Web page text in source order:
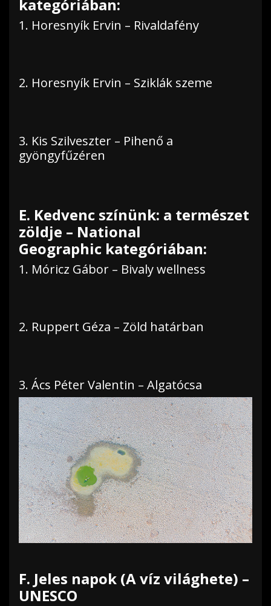
kategóriában:
1. Horesnyík Ervin – Rivaldafény
2. Horesnyík Ervin – Sziklák szeme
3. Kis Szilveszter – Pihenő a
gyöngyfűzéren
E. Kedvenc színünk: a természet
zöldje – National
Geographic kategóriában:
1. Móricz Gábor – Bivaly wellness
2. Ruppert Géza – Zöld határban
3. Ács Péter Valentin – Algatócsa
F. Jeles napok (A víz világhete) –
UNESCO